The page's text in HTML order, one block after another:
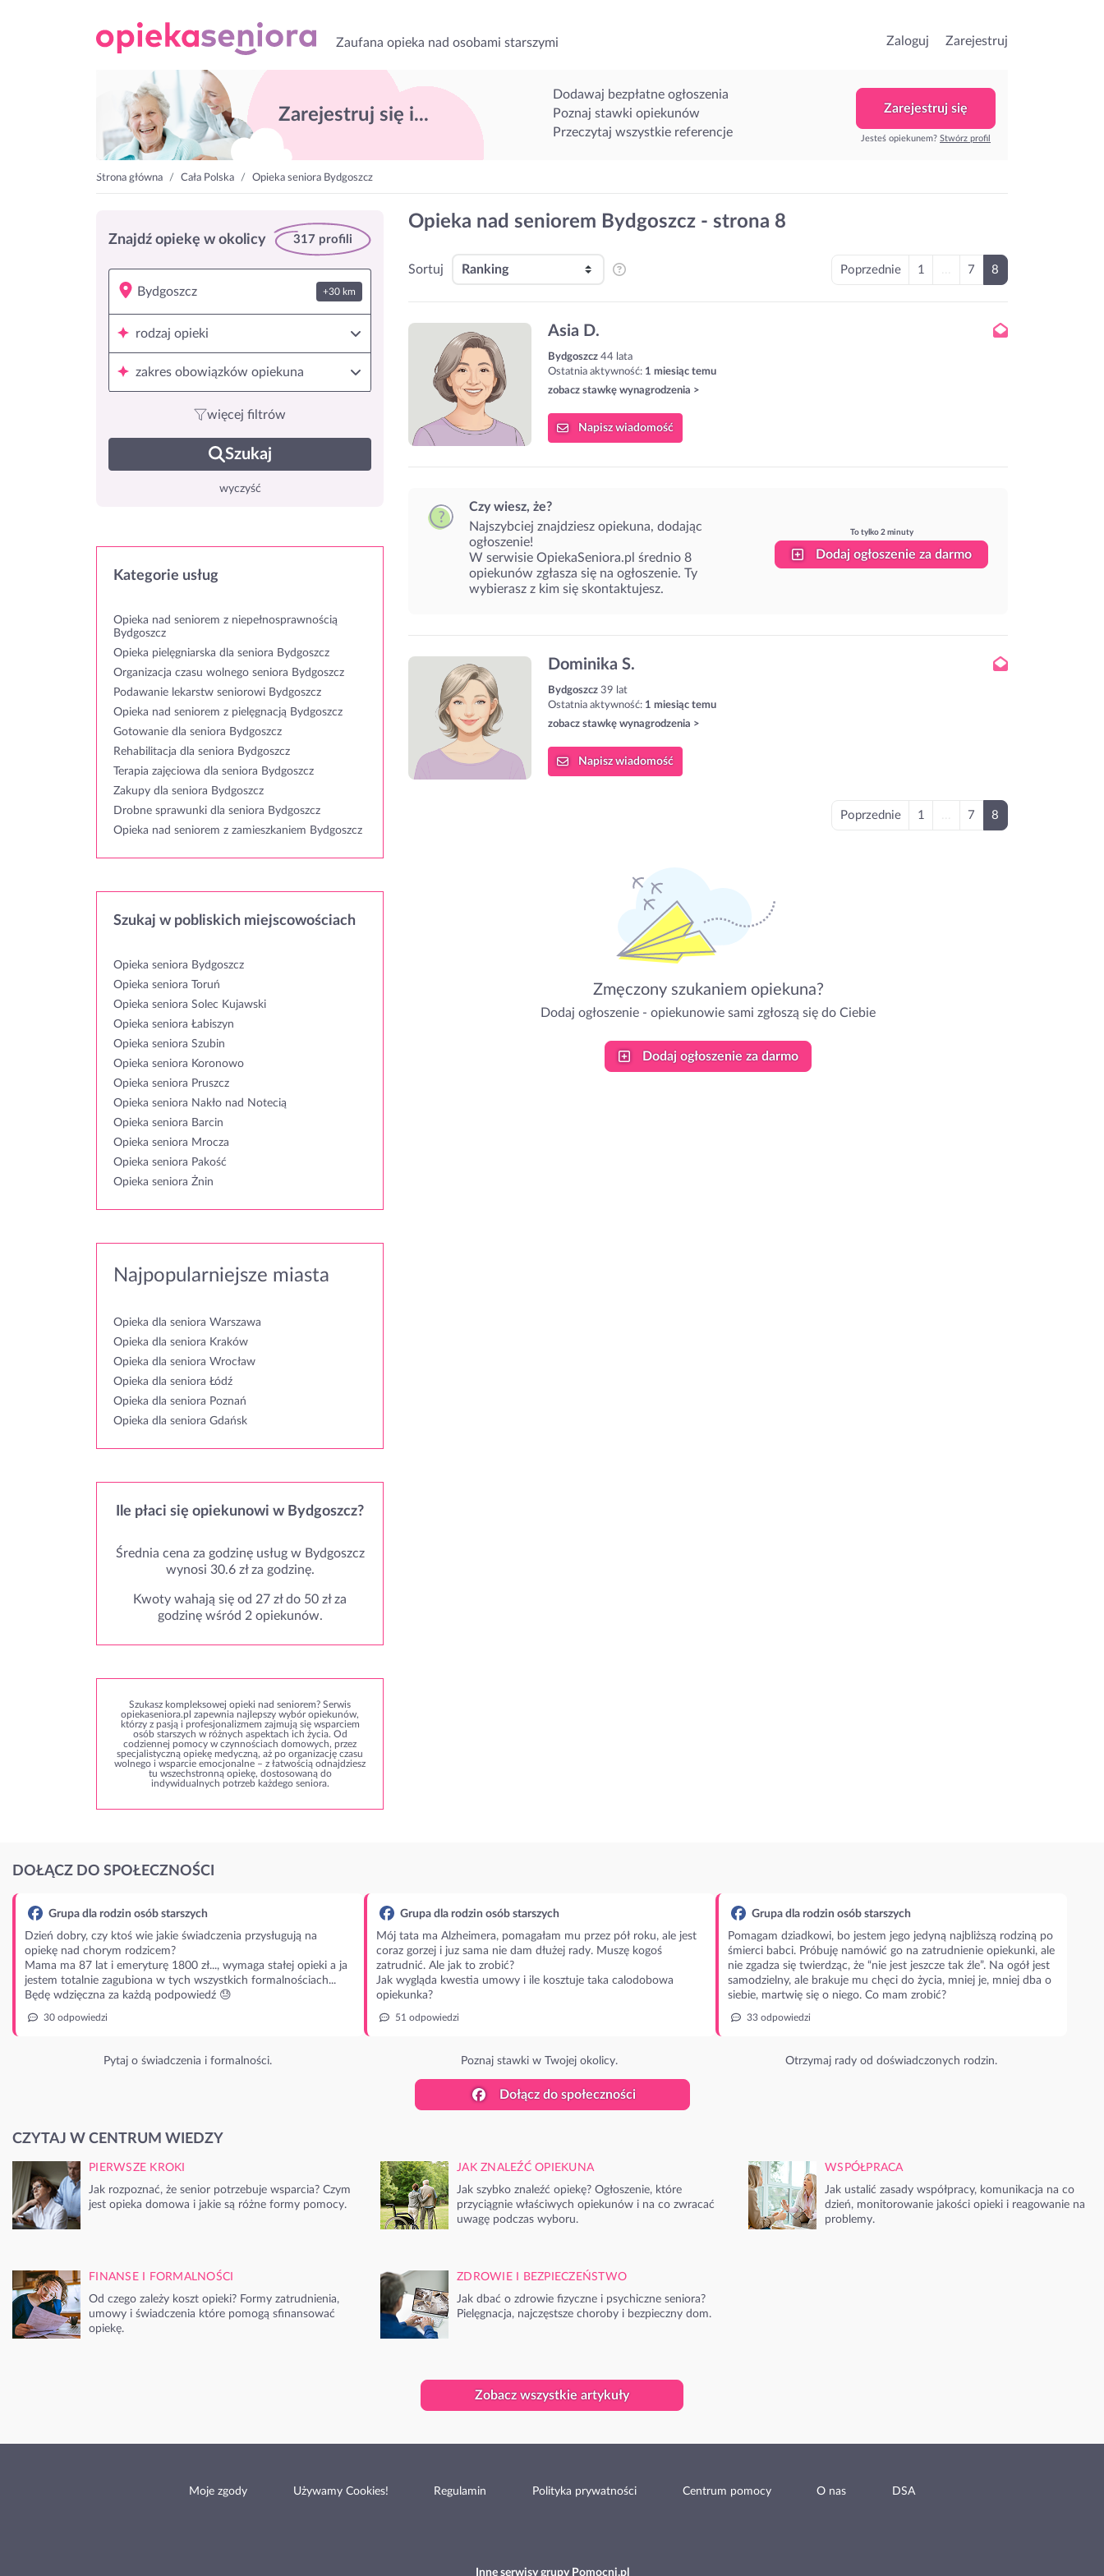
Zaufana opieka nad osobami starszymi Zaloguj Zarejestruj
Zarejestruj się i...
Dodawaj bezpłatne ogłoszenia
Poznaj stawki opiekunów
Przeczytaj wszystkie referencje
Zarejestruj się
Jesteś opiekunem? Stwórz profil
Strona główna Cała Polska Opieka seniora Bydgoszcz
Znajdź opiekę w okolicy 317 profili
+30 km
rodzaj opieki
zakres obowiązków opiekuna
więcej filtrów
Szukaj
wyczyść
Kategorie usług
Opieka nad seniorem z niepełnosprawnością
Bydgoszcz
Opieka pielęgniarska dla seniora Bydgoszcz
Organizacja czasu wolnego seniora Bydgoszcz
Podawanie lekarstw seniorowi Bydgoszcz
Opieka nad seniorem z pielęgnacją Bydgoszcz
Gotowanie dla seniora Bydgoszcz
Rehabilitacja dla seniora Bydgoszcz
Terapia zajęciowa dla seniora Bydgoszcz
Zakupy dla seniora Bydgoszcz
Drobne sprawunki dla seniora Bydgoszcz
Opieka nad seniorem z zamieszkaniem Bydgoszcz
Szukaj w pobliskich miejscowościach
Opieka seniora Bydgoszcz
Opieka seniora Toruń
Opieka seniora Solec Kujawski
Opieka seniora Łabiszyn
Opieka seniora Szubin
Opieka seniora Koronowo
Opieka seniora Pruszcz
Opieka seniora Nakło nad Notecią
Opieka seniora Barcin
Opieka seniora Mrocza
Opieka seniora Pakość
Opieka seniora Żnin
Najpopularniejsze miasta
Opieka dla seniora Warszawa
Opieka dla seniora Kraków
Opieka dla seniora Wrocław
Opieka dla seniora Łódź
Opieka dla seniora Poznań
Opieka dla seniora Gdańsk
Ile płaci się opiekunowi w Bydgoszcz?
Średnia cena za godzinę usług w Bydgoszcz
wynosi 30.6 zł za godzinę.
Kwoty wahają się od 27 zł do 50 zł za
godzinę wśród 2 opiekunów.
Szukasz kompleksowej opieki nad seniorem? Serwis
opiekaseniora.pl zapewnia najlepszy wybór opiekunów,
którzy z pasją i profesjonalizmem zajmują się wsparciem
osób starszych w różnych aspektach ich życia. Od
codziennej pomocy w czynnościach domowych, przez
specjalistyczną opiekę medyczną, aż po organizację czasu
wolnego i wsparcie emocjonalne – z łatwością odnajdziesz
tu wszechstronną opiekę, dostosowaną do
indywidualnych potrzeb każdego seniora.
Opieka nad seniorem Bydgoszcz - strona 8
Sortuj Poprzednie 1 7 8
Asia D.
Bydgoszcz 44 lata
Ostatnia aktywność: 1 miesiąc temu
zobacz stawkę wynagrodzenia >
Napiszwiadomość
Czy wiesz, że?
Najszybciej znajdziesz opiekuna, dodając
ogłoszenie!
W serwisie OpiekaSeniora.pl średnio 8
opiekunów zgłasza się na ogłoszenie. Ty
wybierasz z kim się skontaktujesz.
To tylko 2 minuty
Dodaj ogłoszenie za darmo
Dominika S.
Bydgoszcz 39 lat
Ostatnia aktywność: 1 miesiąc temu
zobacz stawkę wynagrodzenia >
Napiszwiadomość
Poprzednie 1 7 8
Zmęczony szukaniem opiekuna?
Dodaj ogłoszenie - opiekunowie sami zgłoszą się do Ciebie
Dodaj ogłoszenie za darmo
DOŁĄCZ DO SPOŁECZNOŚCI
Grupa dla rodzin osób starszych
Dzień dobry, czy ktoś wie jakie świadczenia przysługują na
opiekę nad chorym rodzicem?
Mama ma 87 lat i emeryturę 1800 zł..., wymaga stałej opieki a ja
jestem totalnie zagubiona w tych wszystkich formalnościach...
Będę wdzięczna za każdą podpowiedź 😓
30 odpowiedzi
Pytaj o świadczenia i formalności.
Grupa dla rodzin osób starszych
Mój tata ma Alzheimera, pomagałam mu przez pół roku, ale jest
coraz gorzej i juz sama nie dam dłużej rady. Muszę kogoś
zatrudnić. Ale jak to zrobić?
Jak wygląda kwestia umowy i ile kosztuje taka calodobowa
opiekunka?
51 odpowiedzi
Poznaj stawki w Twojej okolicy.
Grupa dla rodzin osób starszych
Pomagam dziadkowi, bo jestem jego jedyną najbliższą rodziną po
śmierci babci. Próbuję namówić go na zatrudnienie opiekunki, ale
nie zgadza się twierdząc, że “nie jest jeszcze tak źle”. Na ogół jest
samodzielny, ale brakuje mu chęci do życia, mniej je, mniej dba o
siebie, martwię się o niego. Co mam zrobić?
33 odpowiedzi
Otrzymaj rady od doświadczonych rodzin.
Dołącz do społeczności
CZYTAJ W CENTRUM WIEDZY
PIERWSZE KROKI
Jak rozpoznać, że senior potrzebuje wsparcia? Czym
jest opieka domowa i jakie są różne formy pomocy.
JAK ZNALEŹĆ OPIEKUNA
Jak szybko znaleźć opiekę? Ogłoszenie, które
przyciągnie właściwych opiekunów i na co zwracać
uwagę podczas wyboru.
WSPÓŁPRACA
Jak ustalić zasady współpracy, komunikacja na co
dzień, monitorowanie jakości opieki i reagowanie na
problemy.
FINANSE I FORMALNOŚCI
Od czego zależy koszt opieki? Formy zatrudnienia,
umowy i świadczenia które pomogą sfinansować
opiekę.
ZDROWIE I BEZPIECZEŃSTWO
Jak dbać o zdrowie fizyczne i psychiczne seniora?
Pielęgnacja, najczęstsze choroby i bezpieczny dom.
Zobacz wszystkie artykuły
Moje zgody Używamy Cookies! Regulamin Polityka prywatności Centrum pomocy O nas DSA
Inne serwisy grupy Pomocni.pl